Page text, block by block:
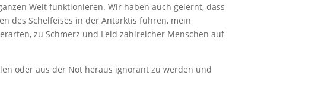
Welt funktionieren. Wir haben auch gelernt, dass
des Schelfeises in der Antarktis führen, mein
zu Schmerz und Leid zahlreicher Menschen auf
oder aus der Not heraus ignorant zu werden und